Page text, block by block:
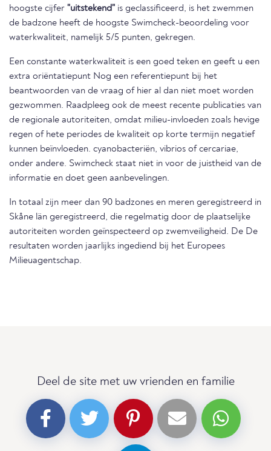
hoogste cijfer "uitstekend" is geclassificeerd, is het zwemmen
de badzone heeft de hoogste Swimcheck-beoordeling voor
waterkwaliteit, namelijk 5/5 punten, gekregen.
Een constante waterkwaliteit is een goed teken en geeft u een
extra oriëntatiepunt Nog een referentiepunt bij het
beantwoorden van de vraag of hier al dan niet moet worden
gezwommen. Raadpleeg ook de meest recente publicaties van
de regionale autoriteiten, omdat milieu-invloeden zoals hevige
regen of hete periodes de kwaliteit op korte termijn negatief
kunnen beïnvloeden. cyanobacteriën, vibrios of cercariae,
onder andere. Swimcheck staat niet in voor de juistheid van de
informatie en doet geen aanbevelingen.
In totaal zijn meer dan 90 badzones en meren geregistreerd in
Skåne län geregistreerd, die regelmatig door de plaatselijke
autoriteiten worden geïnspecteerd op zwemveiligheid. De De
resultaten worden jaarlijks ingediend bij het Europees
Milieuagentschap.
Deel de site met uw vrienden en familie